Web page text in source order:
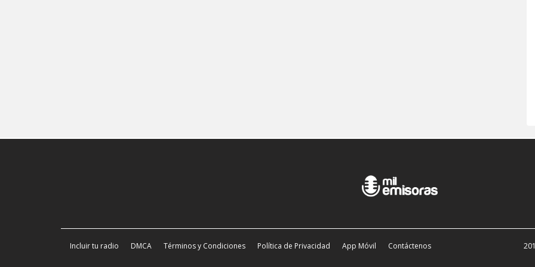
Incluir tu radio DMCA Términos y Condiciones Política de Privacidad App Móvil Contáctenos